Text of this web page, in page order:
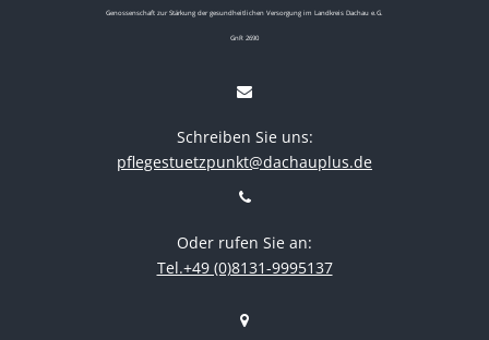
Genossenschaft zur Stärkung der gesundheitlichen Versorgung im Landkreis Dachau e.G.
GnR 2690
Schreiben Sie uns:
pflegestuetzpunkt@dachauplus.de
Oder rufen Sie an:
Tel.+49 (0)8131-9995137